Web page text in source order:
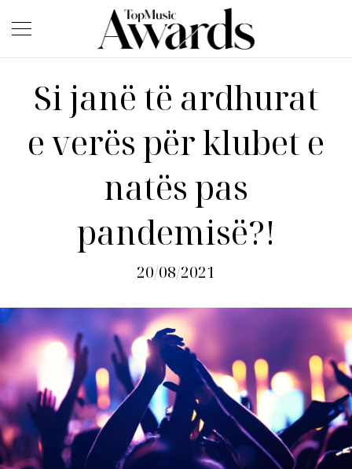
Si janë të ardhurat
e verës për klubet e
natës pas
pandemisë?!
20/08/2021